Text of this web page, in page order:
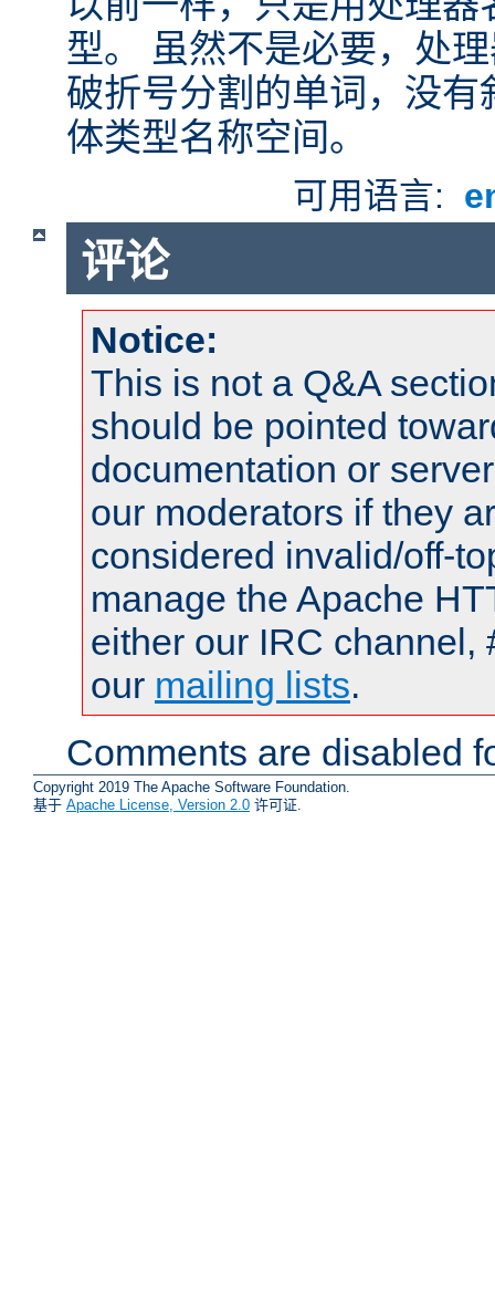
型。 虽然不是必要，处
破折号分割的单词，没
体类型名称空间。
可用语言:
评论
Notice:
This is not a Q&A
should be pointed
documentation or
our moderators if they
considered invalid/off-
manage the Apache
either our IRC channel,
our mailing lists.
Comments are disabled
Copyright 2019 The Apache Software Foundation.
基于 Apache License, Version 2.0 许可证.